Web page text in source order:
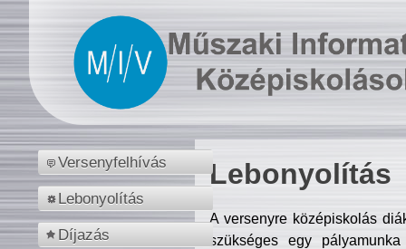
Versenyfelhívás
Lebonyolítás
Díjazás
Lebonyolítás
A versenyre középiskolás
szükséges egy